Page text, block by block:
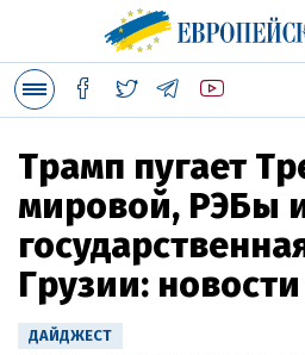
Трамп пугает
мировой, РЭБы
Грузии:
ДАЙДЖЕСТ